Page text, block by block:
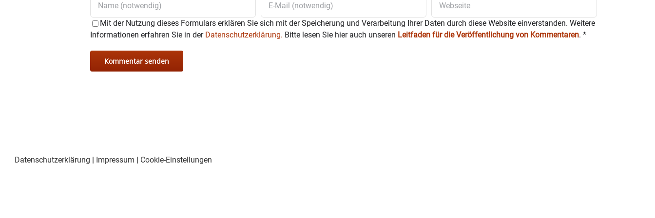
Mit der Nutzung dieses Formulars erklären Sie sich mit der Speicherung und Verarbeitung Ihrer Daten durch diese Website einverstanden. Weitere
Informationen erfahren Sie in der Datenschutzerklärung. Bitte lesen Sie hier auch unseren Leitfaden für die Veröffentlichung von Kommentaren. *
Datenschutzerklärung | Impressum | Cookie-Einstellungen